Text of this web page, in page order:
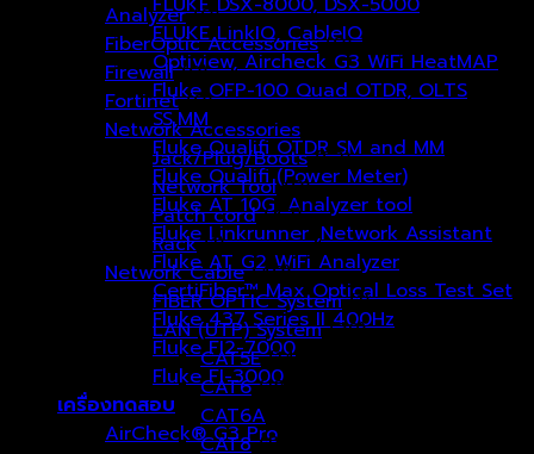
FLUKE LinkIQ, CableIQ
Optiview, Aircheck G3 WiFi HeatMAP
Fluke OFP-100 Quad OTDR, OLTS
SS,MM
Fluke Qualifi OTDR SM and MM
Fluke Qualifi (Power Meter)
Fluke AT 10G, Analyzer tool
Fluke Linkrunner ,Network Assistant
Fluke AT G2 WiFi Analyzer
CertiFiber™ Max Optical Loss Test Set
Fluke 437 Series II 400Hz
Fluke FI2-7000
Fluke FI-3000
เครื่องทดสอบ
AirCheck® G3 Pro
Analyzer (0)
FiberOptic Accessories (0)
Firewall (0)
Fortinet (0)
Network Accessories
Jack/Plug/Boots (52)
Network Tool (0)
Patch cord (42)
Rack (1)
Network Cable (40)
FIBER OPTIC System (1)
LAN (UTP) System (39)
CAT5E (14)
CAT6 (18)
CAT6A
CAT8 (1)